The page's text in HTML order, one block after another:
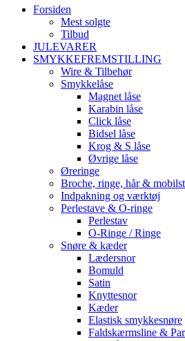
Forsiden
Mest solgte
Tilbud
JULEVARER
SMYKKEFREMSTILLING
Wire & Tilbehør
Smykkelåse
Magnet låse
Karabin låse
Click låse
Bidsel låse
Krog & S låse
Øvrige låse
Øreringe
Broche, ringe, hår &
Indpakning og værktøj
Perlestave & O-ringe
Perlestav
O-Ringe / Ringe
Snøre & kæder
Lædersnor
Bomuld
Satin
Knyttesnor
Kæder
Elastisk smykkesnøre
Faldskærmsline &